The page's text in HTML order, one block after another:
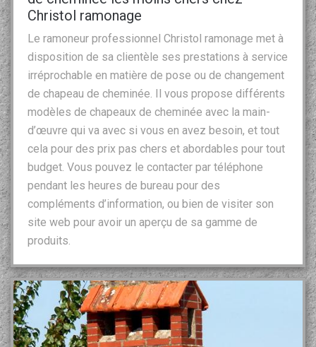
Christol ramonage
Le ramoneur professionnel Christol ramonage met à
disposition de sa clientèle ses prestations à service
irréprochable en matière de pose ou de changement
de chapeau de cheminée. Il vous propose différents
modèles de chapeaux de cheminée avec la main-
d’œuvre qui va avec si vous en avez besoin, et tout
cela pour des prix pas chers et abordables pour tout
budget. Vous pouvez le contacter par téléphone
pendant les heures de bureau pour des
compléments d’information, ou bien de visiter son
site web pour avoir un aperçu de sa gamme de
produits.